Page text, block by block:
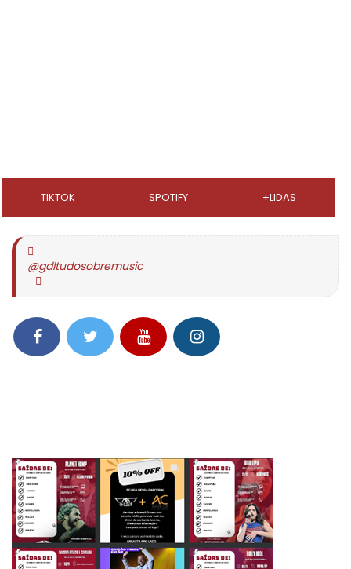
TIKTOK SPOTIFY +LIDAS
@gdltudosobremusic